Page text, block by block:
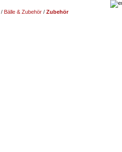
/ Bälle & Zubehör / Zubehör